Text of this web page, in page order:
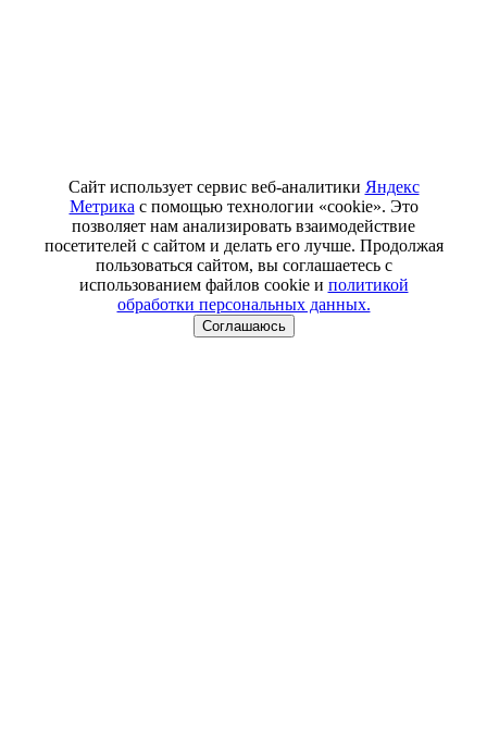
Сайт использует сервис веб-аналитики Яндекс
Метрика с помощью технологии «cookie». Это
позволяет нам анализировать взаимодействие
посетителей с сайтом и делать его лучше. Продолжая
пользоваться сайтом, вы соглашаетесь с
использованием файлов cookie и политикой
обработки персональных данных.
Соглашаюсь